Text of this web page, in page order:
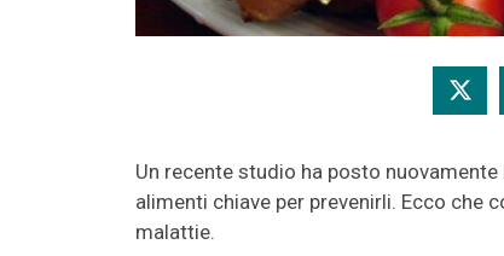
Un recente studio ha posto
alimenti chiave per prevenirli. Ecco che
malattie.